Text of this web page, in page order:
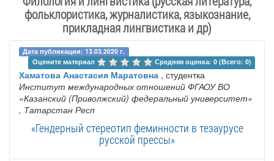
фольклористика, журналистика, языкознание,
прикладная лингвистика и др)
Дата публикации: 13.03.2020 г.
Оцените материал
Средняя оценка: 0 (Всего: 0)
Хаматова Анастасия Маратовна , студентка
Институт международных отношений ФГАОУ ВО
«Казанский (Приволжский) федеральный университет»
, Татарстан Респ
«Гендерный стереотип феминности в тезаурусе
русской прессы»